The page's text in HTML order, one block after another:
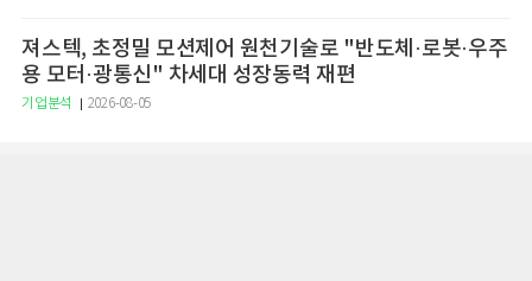
져스텍, 초정밀 모션제어 원천기술로 "반도체·로봇·우주
용 모터·광통신" 차세대 성장동력 재편
기업분석 2026-08-05